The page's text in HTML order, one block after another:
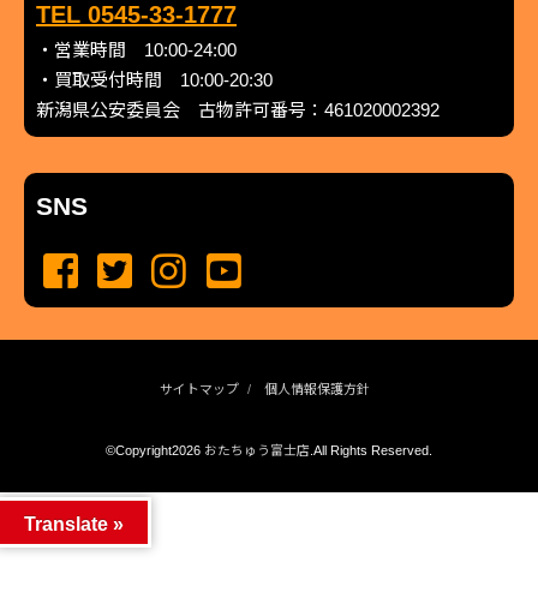
TEL 0545-33-1777
・営業時間 10:00-24:00
・買取受付時間 10:00-20:30
新潟県公安委員会 古物許可番号：461020002392
SNS
サイトマップ 個人情報保護方針
©Copyright2026 おたちゅう富士店.All Rights Reserved.
Translate »